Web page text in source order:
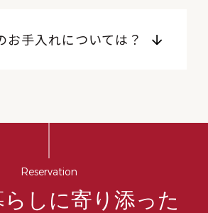
お手入れについては？
Reservation
しに寄り添った